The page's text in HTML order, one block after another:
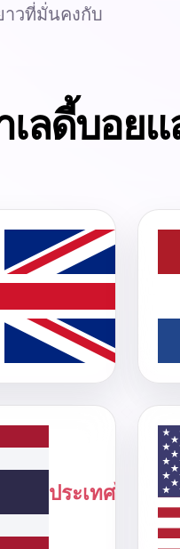
วที่มั่นคงกับ
ลดี้บอย
ประเทศไทย